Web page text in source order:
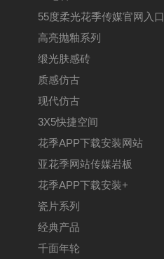
55度柔光花季传媒官网入口
高亮抛釉系列
缎光肤感砖
质感仿古
现代仿古
3X5快捷空间
花季APP下载安装网站
亚花季网站传媒岩板
花季APP下载安装+
瓷片系列
经典产品
千面年轮